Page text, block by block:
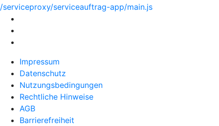
/serviceproxy/serviceauftrag-app/main.js
Impressum
Datenschutz
Nutzungsbedingungen
Rechtliche Hinweise
AGB
Barrierefreiheit